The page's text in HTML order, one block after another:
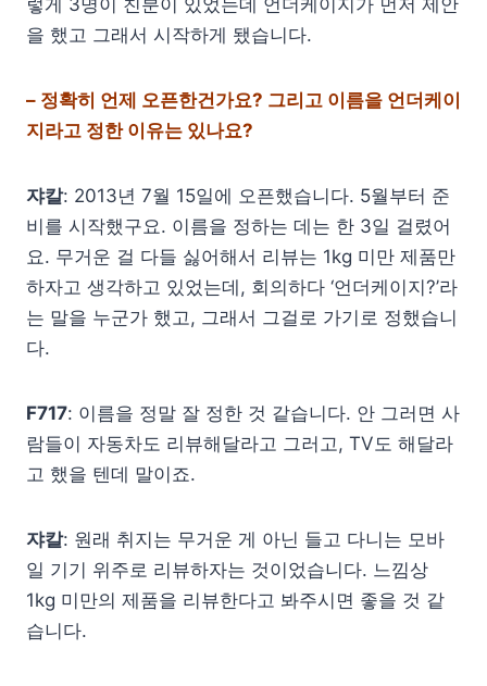
을 했고 그래서 시작하게 됐습니다.
– 정확히 언제 오픈한건가요? 그리고 이름을 언더케이
지라고 정한 이유는 있나요?
쟈칼: 2013년 7월 15일에 오픈했습니다. 5월부터 준
비를 시작했구요. 이름을 정하는 데는 한 3일 걸렸어
요. 무거운 걸 다들 싫어해서 리뷰는 1kg 미만 제품만
하자고 생각하고 있었는데, 회의하다 ‘언더케이지?’라
는 말을 누군가 했고, 그래서 그걸로 가기로 정했습니
다.
F717: 이름을 정말 잘 정한 것 같습니다. 안 그러면 사
람들이 자동차도 리뷰해달라고 그러고, TV도 해달라
고 했을 텐데 말이죠.
쟈칼: 원래 취지는 무거운 게 아닌 들고 다니는 모바
일 기기 위주로 리뷰하자는 것이었습니다. 느낌상
1kg 미만의 제품을 리뷰한다고 봐주시면 좋을 것 같
습니다.